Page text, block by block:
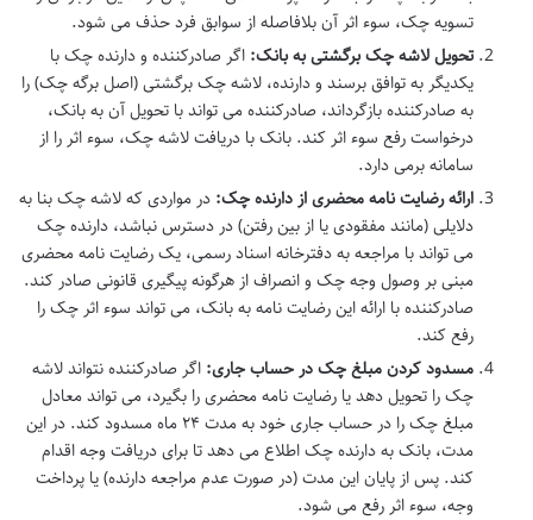
تسویه چک، سوء اثر آن بلافاصله از سوابق فرد حذف می شود.
تحویل لاشه چک برگشتی به بانک: اگر صادرکننده و دارنده چک با
یکدیگر به توافق برسند و دارنده، لاشه چک برگشتی (اصل برگه چک) را
به صادرکننده بازگرداند، صادرکننده می تواند با تحویل آن به بانک،
درخواست رفع سوء اثر کند. بانک با دریافت لاشه چک، سوء اثر را از
سامانه برمی دارد.
ارائه رضایت نامه محضری از دارنده چک: در مواردی که لاشه چک بنا به
دلایلی (مانند مفقودی یا از بین رفتن) در دسترس نباشد، دارنده چک
می تواند با مراجعه به دفترخانه اسناد رسمی، یک رضایت نامه محضری
مبنی بر وصول وجه چک و انصراف از هرگونه پیگیری قانونی صادر کند.
صادرکننده با ارائه این رضایت نامه به بانک، می تواند سوء اثر چک را
رفع کند.
مسدود کردن مبلغ چک در حساب جاری: اگر صادرکننده نتواند لاشه
چک را تحویل دهد یا رضایت نامه محضری را بگیرد، می تواند معادل
مبلغ چک را در حساب جاری خود به مدت ۲۴ ماه مسدود کند. در این
مدت، بانک به دارنده چک اطلاع می دهد تا برای دریافت وجه اقدام
کند. پس از پایان این مدت (در صورت عدم مراجعه دارنده) یا پرداخت
وجه، سوء اثر رفع می شود.